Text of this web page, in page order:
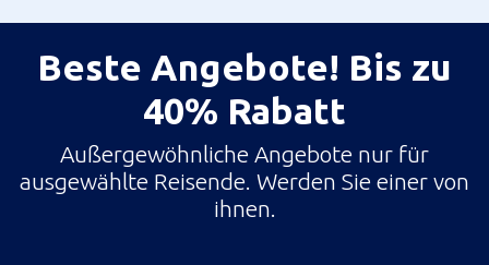
Beste Angebote! Bis zu
40% Rabatt
Außergewöhnliche Angebote nur für
ausgewählte Reisende. Werden Sie einer von
ihnen.